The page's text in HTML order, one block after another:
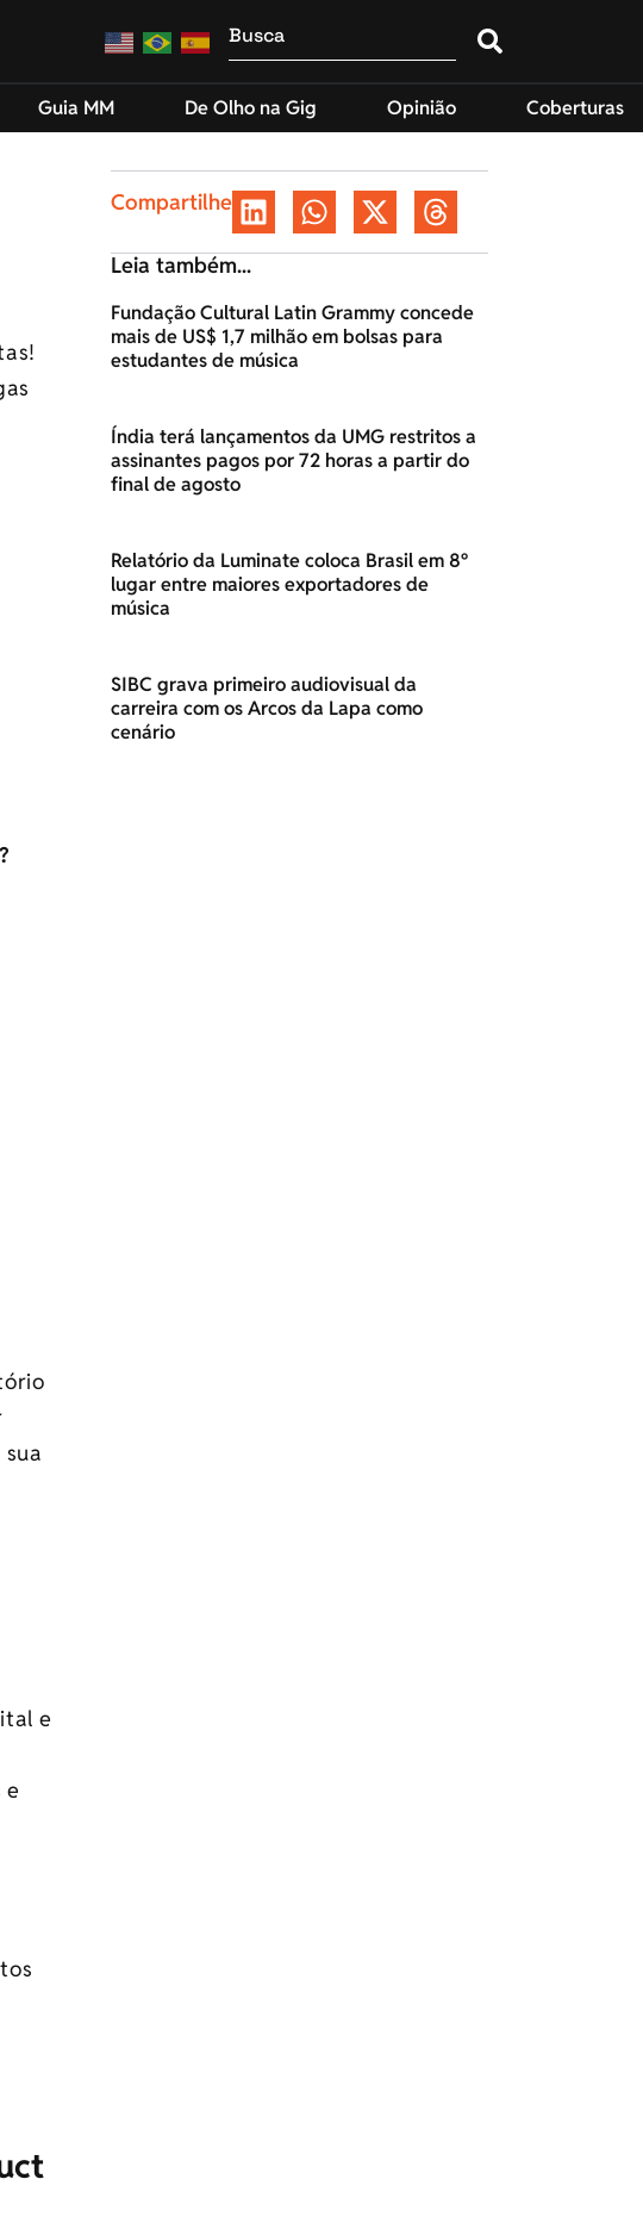
Guia MM De Olho na Gig Opinião Coberturas
e
e
Compartilhe
Leia também...
Fundação Cultural Latin Grammy concede
mais de US$ 1,7 milhão em bolsas para
estudantes de música
Índia terá lançamentos da UMG restritos a
assinantes pagos por 72 horas a partir do
final de agosto
Relatório da Luminate coloca Brasil em 8º
lugar entre maiores exportadores de
música
SIBC grava primeiro audiovisual da
carreira com os Arcos da Lapa como
cenário